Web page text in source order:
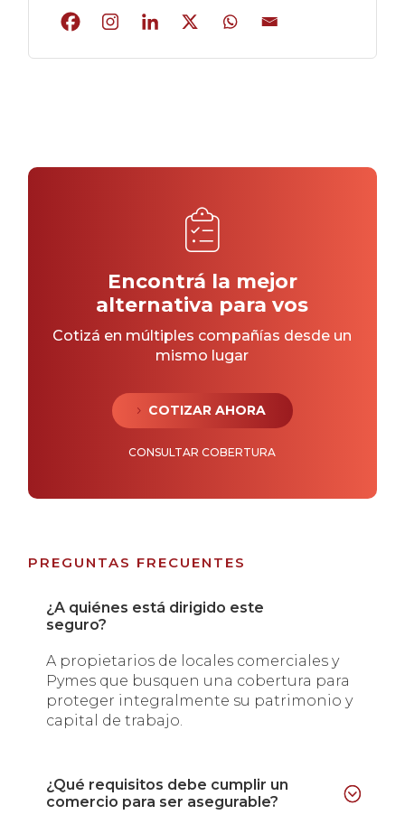
Encontrá la mejor
alternativa para vos
Cotizá en múltiples compañías desde un
mismo lugar
COTIZAR AHORA
CONSULTAR COBERTURA
PREGUNTAS FRECUENTES
¿A quiénes está dirigido este
seguro?
A propietarios de locales comerciales y
Pymes que busquen una cobertura para
proteger integralmente su patrimonio y
capital de trabajo.
¿Qué requisitos debe cumplir un
comercio para ser asegurable?